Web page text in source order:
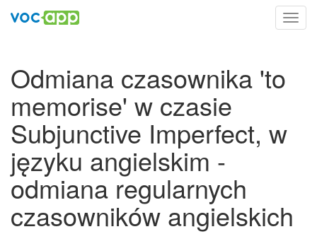
Odmiana czasownika 'to
memorise' w czasie
Subjunctive Imperfect, w
języku angielskim -
odmiana regularnych
czasowników angielskich